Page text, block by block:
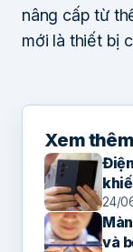
nâng cấp từ
mới là thiết bị
Xem thêm
24/
và